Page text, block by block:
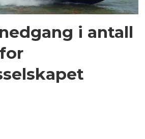
i antall